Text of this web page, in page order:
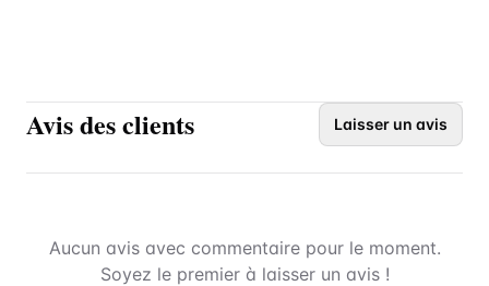
Avis des clients Laisser un avis
Aucun avis avec commentaire pour le moment.
Soyez le premier à laisser un avis !